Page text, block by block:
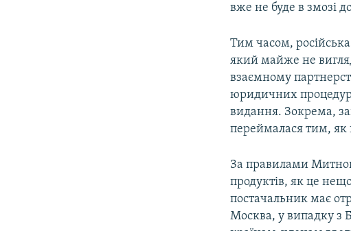
вже не буде в змозі
Тим часом,
який майже не
взаємному
юридичних процедур.
видання. Зокрема,
переймалася тим, як
За правилами
продуктів, як це
постачальник має
Москва, у випадку з